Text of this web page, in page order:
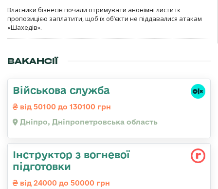
Власники бізнесів почали отримувати анонімні листи із
пропозицією заплатити, щоб їх об’єкти не піддавалися атакам
«Шахедів».
ВАКАНСІЇ
Військова служба
від 50100 до 130100 грн
Дніпро, Дніпропетровська область
Інструктор з вогневої
підготовки
від 24000 до 50000 грн